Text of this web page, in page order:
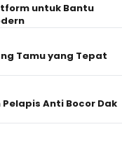
untuk Bantu
Tamu yang Tepat
Anti Bocor Dak